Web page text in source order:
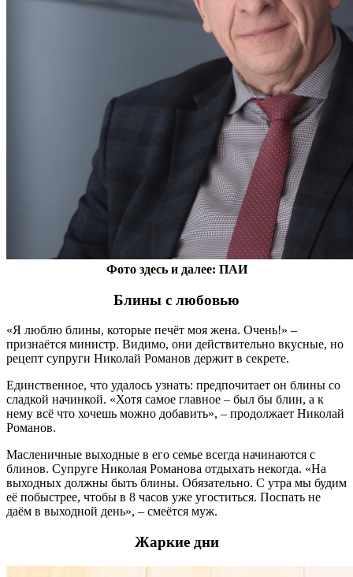
Фото здесь и далее: ПАИ
Блины с любовью
«Я люблю блины, которые печёт моя жена. Очень!» –
признаётся министр. Видимо, они действительно вкусные, но
рецепт супруги Николай Романов держит в секрете.
Единственное, что удалось узнать: предпочитает он блины со
сладкой начинкой. «Хотя самое главное – был бы блин, а к
нему всё что хочешь можно добавить», – продолжает Николай
Романов.
Масленичные выходные в его семье всегда начинаются с
блинов. Супруге Николая Романова отдыхать некогда. «На
выходных должны быть блины. Обязательно. С утра мы будим
её побыстрее, чтобы в 8 часов уже угоститься. Поспать не
даём в выходной день», – смеётся муж.
Жаркие дни